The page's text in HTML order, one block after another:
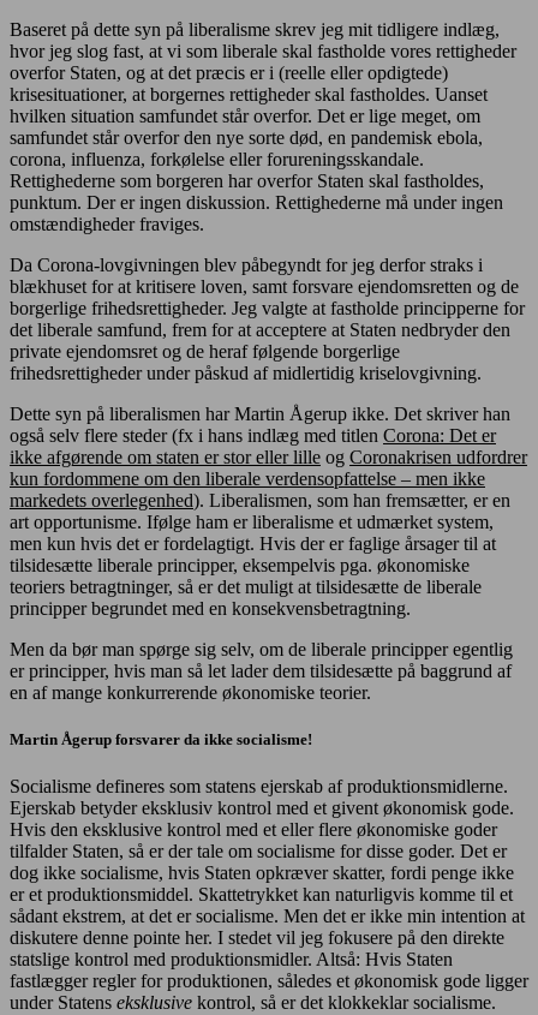
Baseret på dette syn på liberalisme skrev jeg mit tidligere indlæg,
hvor jeg slog fast, at vi som liberale skal fastholde vores rettigheder
overfor Staten, og at det præcis er i (reelle eller opdigtede)
krisesituationer, at borgernes rettigheder skal fastholdes. Uanset
hvilken situation samfundet står overfor. Det er lige meget, om
samfundet står overfor den nye sorte død, en pandemisk ebola,
corona, influenza, forkølelse eller forureningsskandale.
Rettighederne som borgeren har overfor Staten skal fastholdes,
punktum. Der er ingen diskussion. Rettighederne må under ingen
omstændigheder fraviges.
Da Corona-lovgivningen blev påbegyndt for jeg derfor straks i
blækhuset for at kritisere loven, samt forsvare ejendomsretten og de
borgerlige frihedsrettigheder. Jeg valgte at fastholde principperne for
det liberale samfund, frem for at acceptere at Staten nedbryder den
private ejendomsret og de heraf følgende borgerlige
frihedsrettigheder under påskud af midlertidig kriselovgivning.
Dette syn på liberalismen har Martin Ågerup ikke. Det skriver han
også selv flere steder (fx i hans indlæg med titlen Corona: Det er
ikke afgørende om staten er stor eller lille og Coronakrisen udfordrer
kun fordommene om den liberale verdensopfattelse – men ikke
markedets overlegenhed). Liberalismen, som han fremsætter, er en
art opportunisme. Ifølge ham er liberalisme et udmærket system,
men kun hvis det er fordelagtigt. Hvis der er faglige årsager til at
tilsidesætte liberale principper, eksempelvis pga. økonomiske
teoriers betragtninger, så er det muligt at tilsidesætte de liberale
principper begrundet med en konsekvensbetragtning.
Men da bør man spørge sig selv, om de liberale principper egentlig
er principper, hvis man så let lader dem tilsidesætte på baggrund af
en af mange konkurrerende økonomiske teorier.
Martin Ågerup forsvarer da ikke socialisme!
Socialisme defineres som statens ejerskab af produktionsmidlerne.
Ejerskab betyder eksklusiv kontrol med et givent økonomisk gode.
Hvis den eksklusive kontrol med et eller flere økonomiske goder
tilfalder Staten, så er der tale om socialisme for disse goder. Det er
dog ikke socialisme, hvis Staten opkræver skatter, fordi penge ikke
er et produktionsmiddel. Skattetrykket kan naturligvis komme til et
sådant ekstrem, at det er socialisme. Men det er ikke min intention at
diskutere denne pointe her. I stedet vil jeg fokusere på den direkte
statslige kontrol med produktionsmidler. Altså: Hvis Staten
fastlægger regler for produktionen, således et økonomisk gode ligger
under Statens eksklusive kontrol, så er det klokkeklar socialisme.